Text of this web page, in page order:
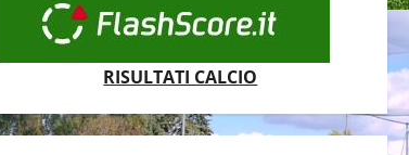
RISULTATI CALCIO